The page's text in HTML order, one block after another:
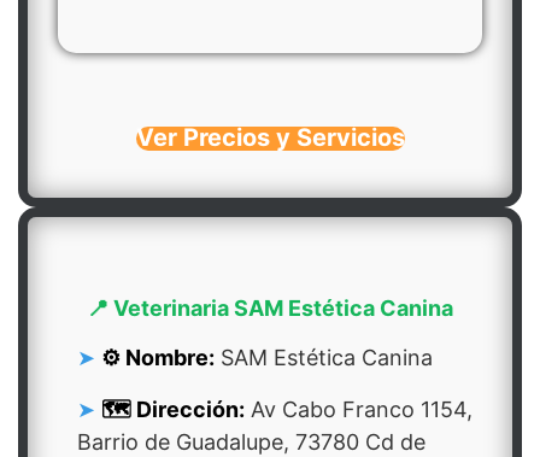
Ver Precios y Servicios
📍 Veterinaria SAM Estética Canina
⚙️ Nombre: SAM Estética Canina
🗺️ Dirección: Av Cabo Franco 1154,
Barrio de Guadalupe, 73780 Cd de